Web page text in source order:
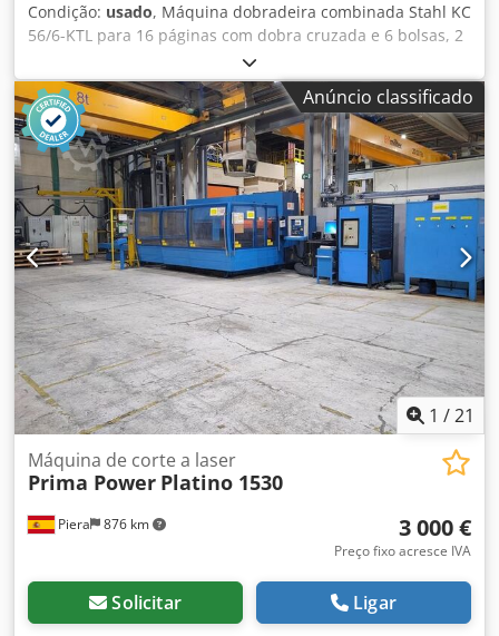
Condição: usado, Máquina dobradeira combinada Stahl KC
56/6-KTL para 16 páginas com dobra cruzada e 6 bolsas, 2
facas com bolsa lateral Falzmaschine / Máquina
dobradeira combinada Stahl KC 56/6-KTL 16 páginas com
dobra cruzada Ano 1990 - Número de série 41655/90-
169032 Largura de trabalho máx. 780mm Alimentador de
pilha plana 1ª estação: 6 bolsas 2ª estação: 2 facas com
bolsa lateral Djdpsyw Hg Sjfx Ahmjkr Unidade de colagem
Planatol Entrega em escama Stahl SAK Inclui compressor e
manuais Inspeção online por vídeo via WhatsApp - MS
Zoom - Telegram Em estoque em
Emskirchen/Nurembergue - Disponível imediatamente -
Pode ser testada
Anúncio classificado
1 /21
Piera 876 km
Máquina de corte a laser
Prima Power Platino 1530
3 000 €
Preço fixo acresce IVA
Solicitar Ligar